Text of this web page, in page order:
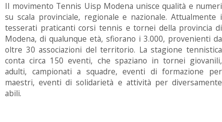
Il movimento Tennis Uisp Modena unisce qualità e numeri
su scala provinciale, regionale e nazionale. Attualmente i
tesserati praticanti corsi tennis e tornei della provincia di
Modena, di qualunque età, sfiorano i 3.000, provenienti da
oltre 30 associazioni del territorio. La stagione tennistica
conta circa 150 eventi, che spaziano in tornei giovanili,
adulti, campionati a squadre, eventi di formazione per
maestri, eventi di solidarietà e attività per diversamente
abili.